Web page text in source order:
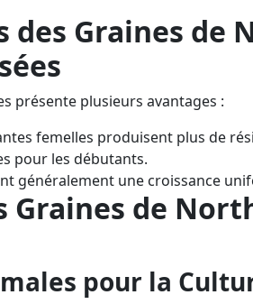
des Graines de
présente plusieurs avantages :
femelles produisent plus de
pour les débutants.
généralement une croissance
Graines de
pour la